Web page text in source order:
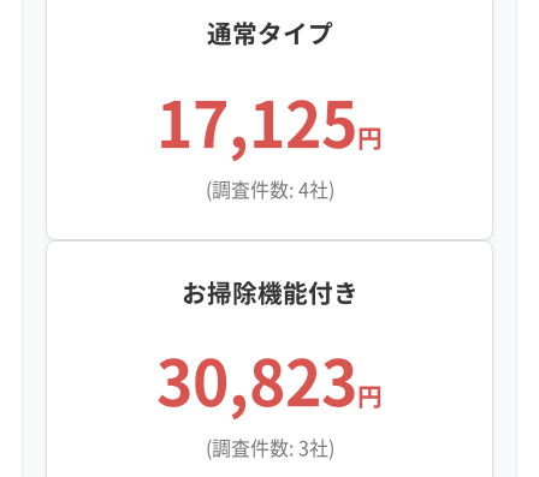
通常タイプ
17,125円
(調査件数: 4社)
お掃除機能付き
30,823円
(調査件数: 3社)